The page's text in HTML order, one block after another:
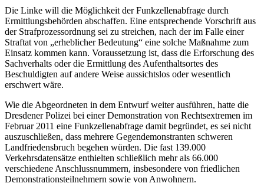
Die Linke will die Möglichkeit der Funkzellenabfrage durch
Ermittlungsbehörden abschaffen. Eine entsprechende Vorschrift aus
der Strafprozessordnung sei zu streichen, nach der im Falle einer
Straftat von „erheblicher Bedeutung“ eine solche Maßnahme zum
Einsatz kommen kann. Voraussetzung ist, dass die Erforschung des
Sachverhalts oder die Ermittlung des Aufenthaltsortes des
Beschuldigten auf andere Weise aussichtslos oder wesentlich
erschwert wäre.
Wie die Abgeordneten in dem Entwurf weiter ausführen, hatte die
Dresdener Polizei bei einer Demonstration von Rechtsextremen im
Februar 2011 eine Funkzellenabfrage damit begründet, es sei nicht
auszuschließen, dass mehrere Gegendemonstranten schweren
Landfriedensbruch begehen würden. Die fast 139.000
Verkehrsdatensätze enthielten schließlich mehr als 66.000
verschiedene Anschlussnummern, insbesondere von friedlichen
Demonstrationsteilnehmern sowie von Anwohnern.